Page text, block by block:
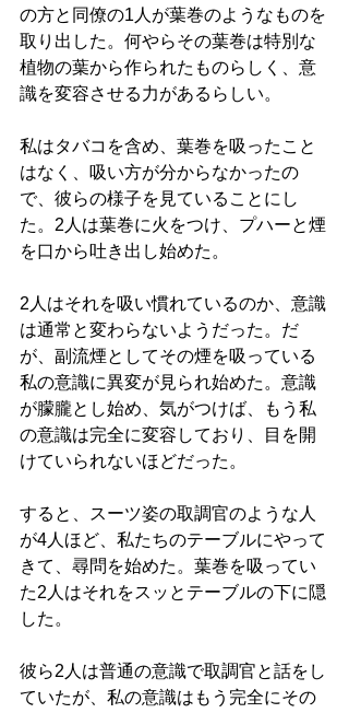
の方と同僚の1人が葉巻のようなものを
取り出した。何やらその葉巻は特別な
植物の葉から作られたものらしく、意
識を変容させる力があるらしい。
私はタバコを含め、葉巻を吸ったこと
はなく、吸い方が分からなかったの
で、彼らの様子を見ていることにし
た。2人は葉巻に火をつけ、プハーと煙
を口から吐き出し始めた。
2人はそれを吸い慣れているのか、意識
は通常と変わらないようだった。だ
が、副流煙としてその煙を吸っている
私の意識に異変が見られ始めた。意識
が朦朧とし始め、気がつけば、もう私
の意識は完全に変容しており、目を開
けていられないほどだった。
すると、スーツ姿の取調官のような人
が4人ほど、私たちのテーブルにやって
きて、尋問を始めた。葉巻を吸ってい
た2人はそれをスッとテーブルの下に隠
した。
彼ら2人は普通の意識で取調官と話をし
ていたが、私の意識はもう完全にその